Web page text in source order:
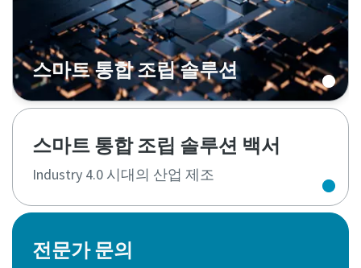
스마트 통합 조립 솔루션
스마트 통합 조립 솔루션 백서
Industry 4.0 시대의 산업 제조
전문가 문의